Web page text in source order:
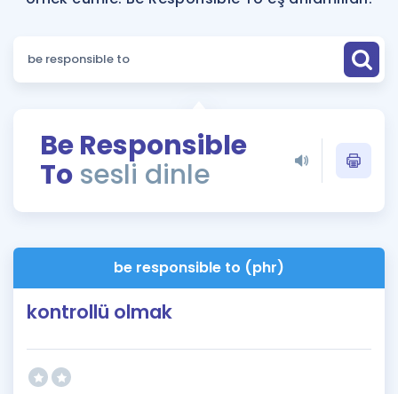
Puan Hesaplama
ÖSYM Sınav Takvimi
Kampanyalar
İngilizce Gramer
Be Responsible
To sesli dinle
be responsible to (phr)
kontrollü olmak